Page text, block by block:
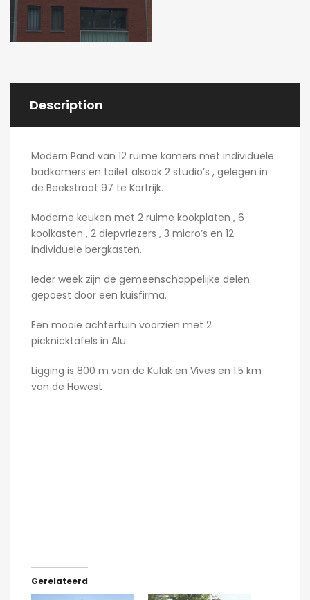
Description
Modern Pand van 12 ruime kamers met individuele
badkamers en toilet alsook 2 studio’s , gelegen in
de Beekstraat 97 te Kortrijk.
Moderne keuken met 2 ruime kookplaten , 6
koolkasten , 2 diepvriezers , 3 micro’s en 12
individuele bergkasten.
Ieder week zijn de gemeenschappelijke delen
gepoest door een kuisfirma.
Een mooie achtertuin voorzien met 2
picknicktafels in Alu.
Ligging is 800 m van de Kulak en Vives en 1.5 km
van de Howest
Gerelateerd